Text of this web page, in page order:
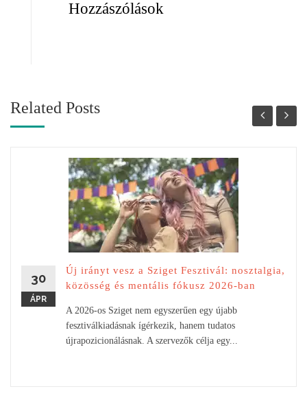
Hozzászólások
Related Posts
30
ÁPR
Új irányt vesz a Sziget Fesztivál: nosztalgia,
közösség és mentális fókusz 2026-ban
A 2026-os Sziget nem egyszerűen egy újabb
fesztiválkiadásnak ígérkezik, hanem tudatos
újrapozicionálásnak. A szervezők célja egy...